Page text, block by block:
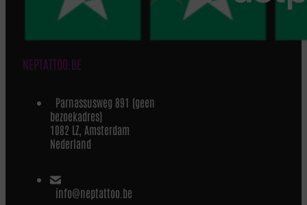
NEPTATTOO.BE
Parnassusweg 891 (geen
bezoekadres)
1082 LZ, Amsterdam
Nederland
info@neptattoo.be